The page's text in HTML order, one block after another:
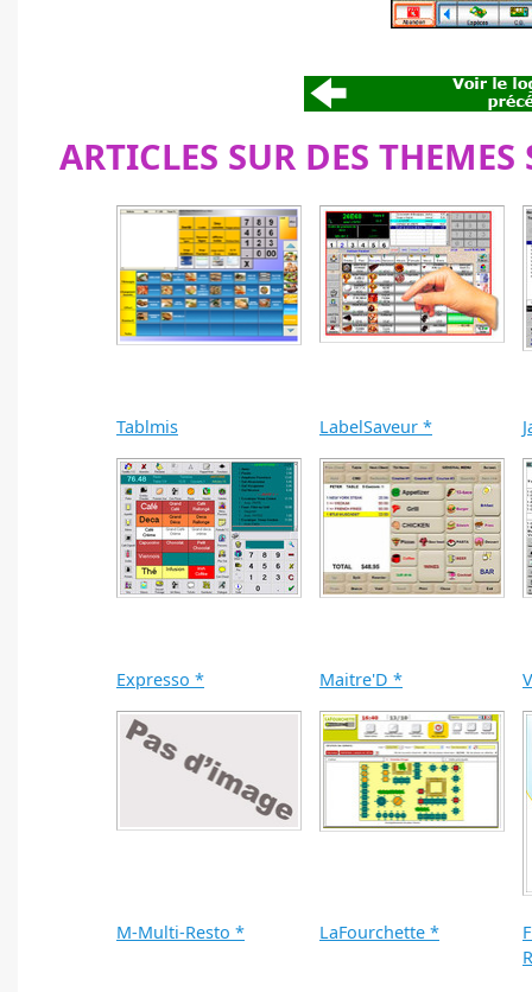
ARTICLES SUR DES
Tablmis LabelSaveur *
Expresso * Maitre'D *
M-Multi-Resto * LaFourchette *